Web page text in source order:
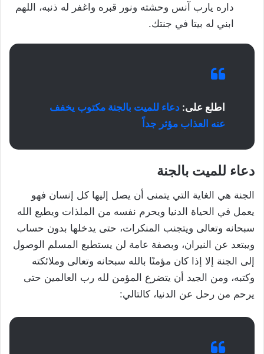
داره يارب آنس وحشته ونور قبره واغفر له ذنبه، اللهم
ابني له بيتا في جنتك.
اطلع على: دعاء للميت بالجنة مكتوب يخفف
عنه العذاب مؤثر جداً
دعاء للميت بالجنة
الجنة هي الغاية التي يتمنى أن يصل إليها كل إنسان فهو
يعمل في الحياة الدنيا ويحرم نفسه من الملذات ويطيع الله
سبحانه وتعالى ويتجنب المنكرات، حتى يدخلها بدون حساب
ويبتعد عن النيران، وبصفة عامة لن يستطيع المسلم الوصول
إلى الجنة إلا إذا كان مؤمنًا بالله سبحانه وتعالى وملائكته
وكتبه، ومن الجيد أن يتضرع المؤمن لله رب العالمين حتى
يرحم من رحل عن الدنيا، كالتالي: